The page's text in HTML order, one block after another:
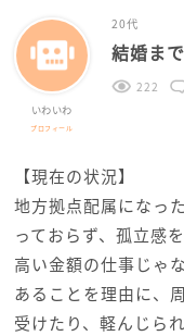
いわいわ
プロフィール
20代
結婚ま
222
【現在の状況】
地方拠点配属になっ
っておらず、孤立感
高い金額の仕事じゃ
あることを理由に、
受けたり、軽んじら